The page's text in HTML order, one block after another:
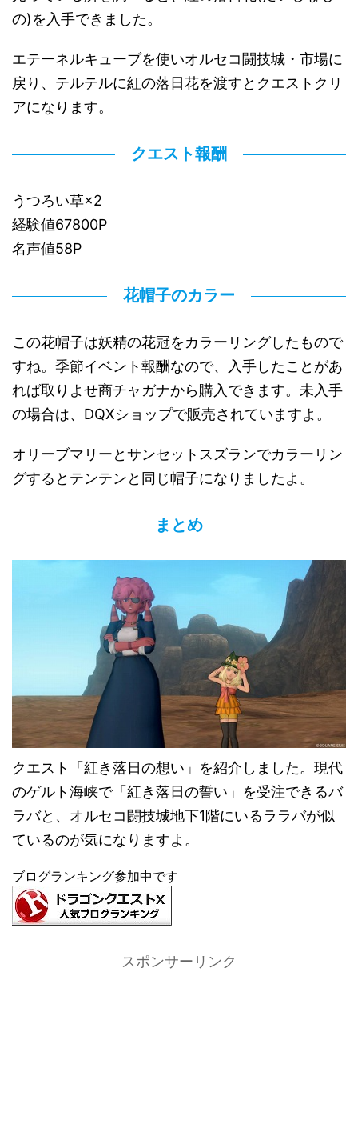
の)を入手できました。
エテーネルキューブを使いオルセコ闘技城・市場に
戻り、テルテルに紅の落日花を渡すとクエストクリ
アになります。
クエスト報酬
うつろい草×2
経験値67800P
名声値58P
花帽子のカラー
この花帽子は妖精の花冠をカラーリングしたもので
すね。季節イベント報酬なので、入手したことがあ
れば取りよせ商チャガナから購入できます。未入手
の場合は、DQXショップで販売されていますよ。
オリーブマリーとサンセットスズランでカラーリン
グするとテンテンと同じ帽子になりましたよ。
まとめ
クエスト「紅き落日の想い」を紹介しました。現代
のゲルト海峡で「紅き落日の誓い」を受注できるバ
ラバと、オルセコ闘技城地下1階にいるララバが似
ているのが気になりますよ。
ブログランキング参加中です
スポンサーリンク